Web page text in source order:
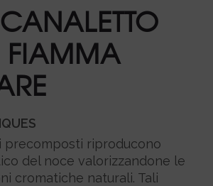
FIAMMA
precomposti riproducono
del noce valorizzandone le
cromatiche naturali. Tali